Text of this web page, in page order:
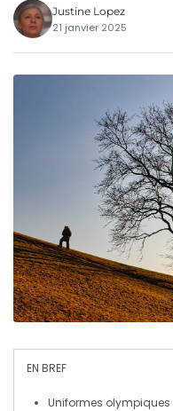
Justine Lopez
21 janvier 2025
EN BREF
Uniformes olympiques